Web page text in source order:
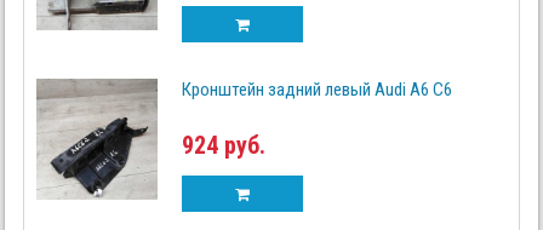
Кронштейн задний левый Audi A6 C6
924 руб.